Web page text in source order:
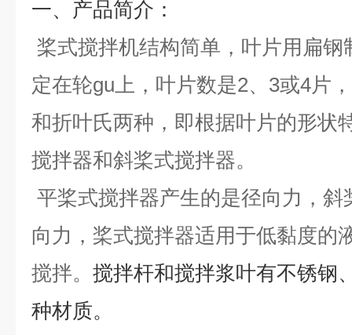
一、产品简介：
桨式搅拌机结构简单，叶片用扁
定在轮gu上，叶片数是2、 3或4片
和折叶氏两种，即根据叶片的形状
搅拌器和斜桨式搅拌器。
平桨式搅拌器产生的是径向力，
向力，桨式搅拌器适用于低黏度的
搅拌。 搅拌杆和搅拌浆叶有不锈钢
种材质。